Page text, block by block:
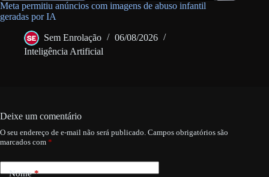
Meta permitiu anúncios com imagens de abuso infantil
geradas por IA
Sem Enrolação
06/08/2026
Inteligência Artificial
Deixe um comentário
O seu endereço de e-mail não será publicado. Campos obrigatórios são
marcados com *
Nome*